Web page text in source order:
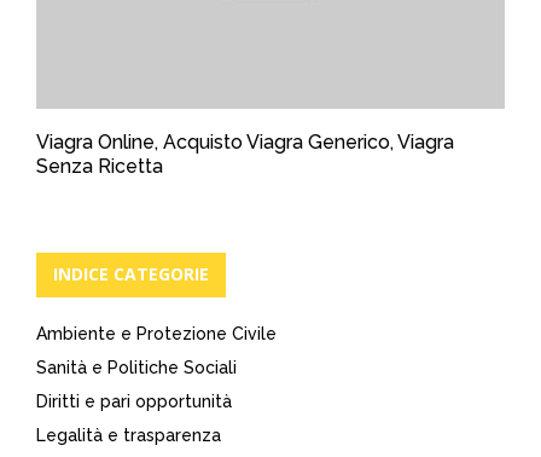
Viagra Online, Acquisto Viagra Generico, Viagra
Senza Ricetta
INDICE CATEGORIE
Ambiente e Protezione Civile
Sanità e Politiche Sociali
Diritti e pari opportunità
Legalità e trasparenza